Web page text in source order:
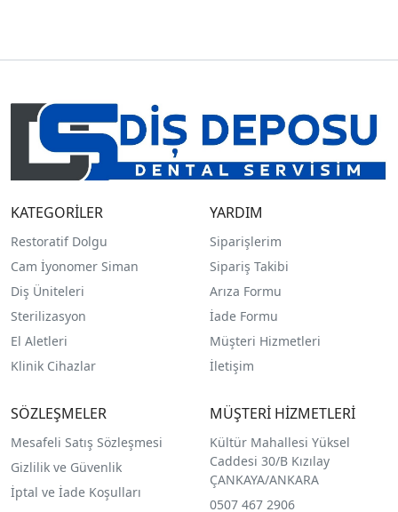
KATEGORİLER
Restoratif Dolgu
Cam İyonomer Siman
Diş Üniteleri
Sterilizasyon
El Aletleri
Klinik Cihazlar
YARDIM
Siparişlerim
Sipariş Takibi
Arıza Formu
İade Formu
Müşteri Hizmetleri
İletişim
SÖZLEŞMELER
Mesafeli Satış Sözleşmesi
Gizlilik ve Güvenlik
İptal ve İade Koşulları
MÜŞTERİ HİZMETLERİ
Kültür Mahallesi Yüksel
Caddesi 30/B Kızılay
ÇANKAYA/ANKARA
0507 467 2906